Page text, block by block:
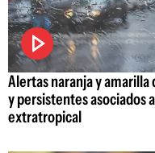
Alertas naranja y
y persistentes asociados
extratropical